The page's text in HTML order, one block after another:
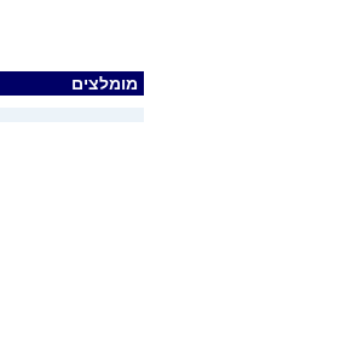
מומלצים